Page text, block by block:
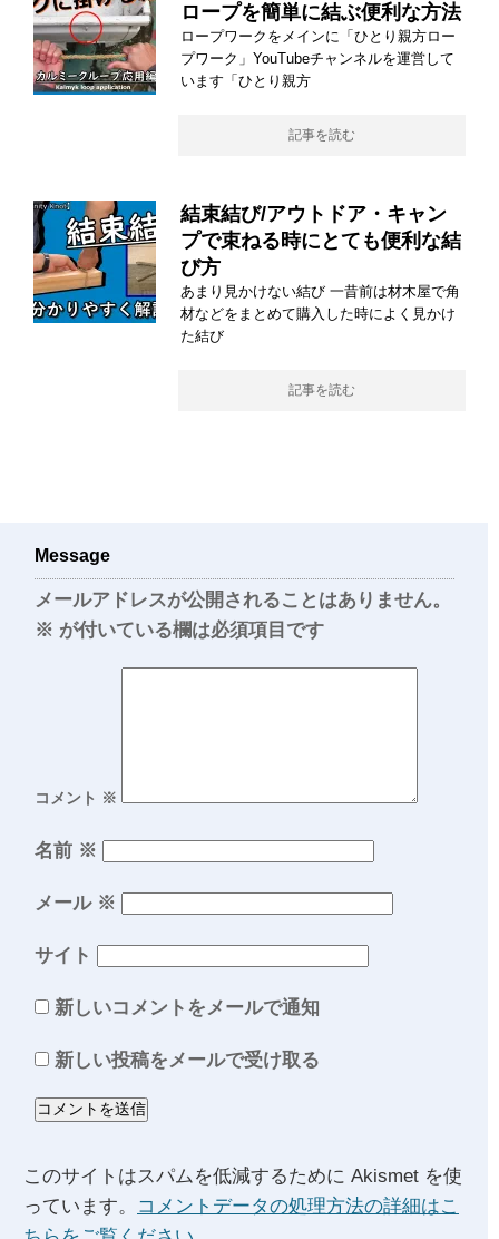
ロープを簡単に結ぶ便利な方法
ロープワークをメインに「ひとり親方ロー
プワーク」YouTubeチャンネルを運営して
います「ひとり親方
記事を読む
結束結び/アウトドア・キャン
プで束ねる時にとても便利な結
び方
あまり見かけない結び 一昔前は材木屋で角
材などをまとめて購入した時によく見かけ
た結び
記事を読む
Message
メールアドレスが公開されることはありません。
※ が付いている欄は必須項目です
コメント ※
名前 ※
メール ※
サイト
新しいコメントをメールで通知
新しい投稿をメールで受け取る
このサイトはスパムを低減するために Akismet を使
っています。
コメントデータの処理方法の詳細はこ